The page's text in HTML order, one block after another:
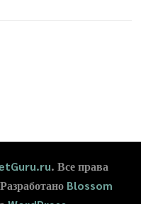
. Все права
Blossom